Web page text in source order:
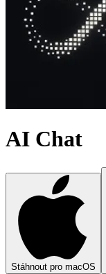
AI Chat
Stáhnout pro macOS